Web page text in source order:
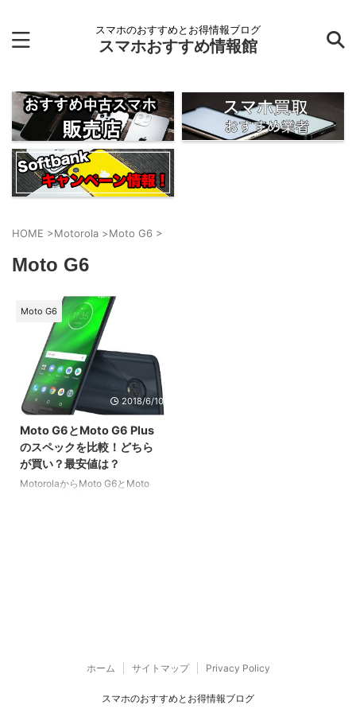
スマホのおすすめとお得情報ブログ
スマホおすすめ情報館
HOME >Motorola >Moto G6 >
Moto G6
Moto G6
2018/6/10
Moto G6とMoto G6 Plus
のスペックを比較！どちら
が買い？最安値は？
MotorolaからMoto G6とMoto
ホーム サイトマップ Privacy Policy
スマホのおすすめとお得情報ブログ